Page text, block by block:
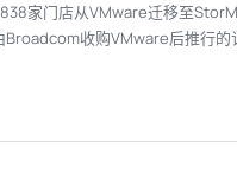
家门店从VMware迁移至
Broadcom收购VMware后推行